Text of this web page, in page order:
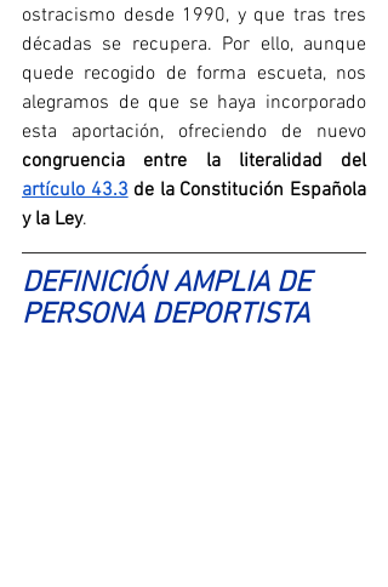
ostracismo desde 1990, y que tras tres
décadas se recupera. Por ello, aunque
quede recogido de forma escueta, nos
alegramos de que se haya incorporado
congruencia entre la literalidad del
artículo 43.3 de la Constitución Española
y la Ley.
DEFINICIÓN AMPLIA DE
PERSONA DEPORTISTA